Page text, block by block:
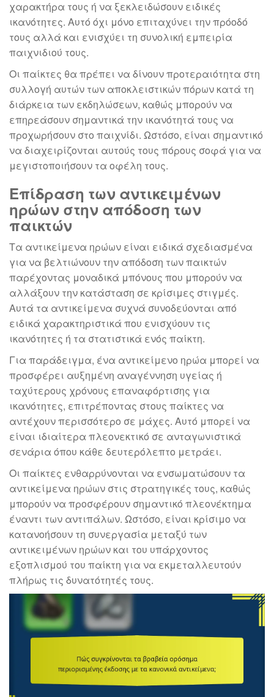
χαρακτήρα τους ή να ξεκλειδώσουν ειδικές
ικανότητες. Αυτό όχι μόνο επιταχύνει την πρόοδό
τους αλλά και ενισχύει τη συνολική εμπειρία
παιχνιδιού τους.
Οι παίκτες θα πρέπει να δίνουν προτεραιότητα στη
συλλογή αυτών των αποκλειστικών πόρων κατά τη
διάρκεια των εκδηλώσεων, καθώς μπορούν να
επηρεάσουν σημαντικά την ικανότητά τους να
προχωρήσουν στο παιχνίδι. Ωστόσο, είναι σημαντικό
να διαχειρίζονται αυτούς τους πόρους σοφά για να
μεγιστοποιήσουν τα οφέλη τους.
Επίδραση των αντικειμένων
ηρώων στην απόδοση των
παικτών
Τα αντικείμενα ηρώων είναι ειδικά σχεδιασμένα
για να βελτιώνουν την απόδοση των παικτών
παρέχοντας μοναδικά μπόνους που μπορούν να
αλλάξουν την κατάσταση σε κρίσιμες στιγμές.
Αυτά τα αντικείμενα συχνά συνοδεύονται από
ειδικά χαρακτηριστικά που ενισχύουν τις
ικανότητες ή τα στατιστικά ενός παίκτη.
Για παράδειγμα, ένα αντικείμενο ηρώα μπορεί να
προσφέρει αυξημένη αναγέννηση υγείας ή
ταχύτερους χρόνους επαναφόρτισης για
ικανότητες, επιτρέποντας στους παίκτες να
αντέχουν περισσότερο σε μάχες. Αυτό μπορεί να
είναι ιδιαίτερα πλεονεκτικό σε ανταγωνιστικά
σενάρια όπου κάθε δευτερόλεπτο μετράει.
Οι παίκτες ενθαρρύνονται να ενσωματώσουν τα
αντικείμενα ηρώων στις στρατηγικές τους, καθώς
μπορούν να προσφέρουν σημαντικό πλεονέκτημα
έναντι των αντιπάλων. Ωστόσο, είναι κρίσιμο να
κατανοήσουν τη συνεργασία μεταξύ των
αντικειμένων ηρώων και του υπάρχοντος
εξοπλισμού του παίκτη για να εκμεταλλευτούν
πλήρως τις δυνατότητές τους.